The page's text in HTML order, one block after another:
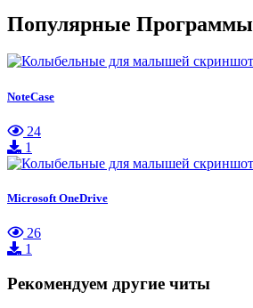
Популярные Программы
NoteCase
24
1
Microsoft OneDrive
26
1
Рекомендуем другие читы